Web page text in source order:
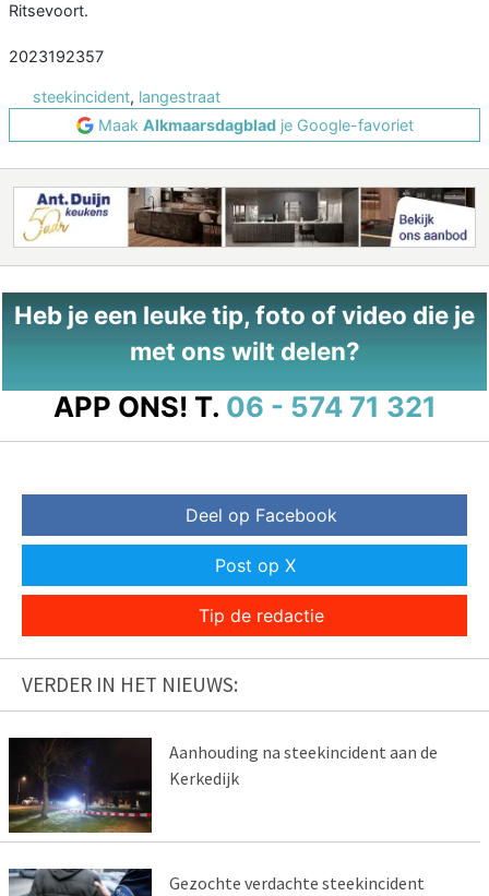
Ritsevoort.
2023192357
steekincident, langestraat
Maak Alkmaarsdagbladje Google-favoriet
Heb je een leuke tip, foto of video die je
met ons wilt delen?
APP ONS! T. 06 - 574 71 321
Deel op Facebook
Post op X
Tip de redactie
VERDER IN HET NIEUWS:
Aanhouding na steekincident aan de
Kerkedijk
Gezochte verdachte steekincident